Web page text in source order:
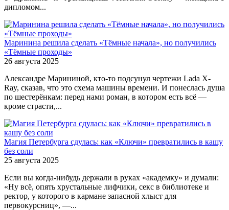
дипломом...
Маринина решила сделать «Тёмные начала», но получились
«Тёмные проходы»
26 августа 2025
Александре Марининой, кто-то подсунул чертежи Lada X-
Ray, сказав, что это схема машины времени. И понеслась душа
по шестерёнкам: перед нами роман, в котором есть всё —
кроме страсти,...
Магия Петербурга сдулась: как «Ключи» превратились в кашу
без соли
25 августа 2025
Если вы когда-нибудь держали в руках «академку» и думали:
«Ну всё, опять хрустальные лифчики, секс в библиотеке и
ректор, у которого в кармане запасной хлыст для
первокурсниц», —...